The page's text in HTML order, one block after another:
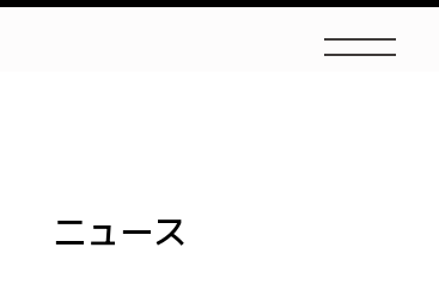
ニュース